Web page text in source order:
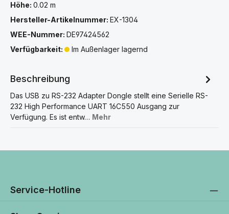
Höhe: 0.02 m
Hersteller-Artikelnummer: EX-1304
WEE-Nummer: DE97424562
Verfügbarkeit:
Im Außenlager lagernd
Beschreibung
Das USB zu RS-232 Adapter Dongle stellt eine Serielle RS-
232 High Performance UART 16C550 Ausgang zur
Verfügung. Es ist entw… Mehr
Service-Hotline